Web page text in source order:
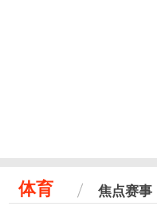
体育 焦点赛事